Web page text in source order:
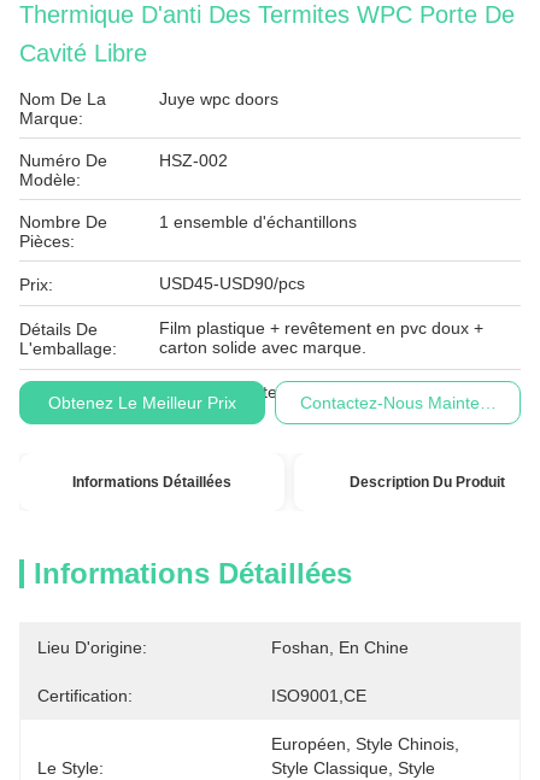
Thermique D'anti Des Termites WPC Porte De
Cavité Libre
Nom De La
Marque:
Juye wpc doors
Numéro De
Modèle:
HSZ-002
Nombre De
Pièces:
1 ensemble d'échantillons
Prix: USD45-USD90/pcs
Détails De
L'emballage:
Film plastique + revêtement en pvc doux +
carton solide avec marque.
Conditions De
Paiement:
L/C, T/T, Western Union
Obtenez Le Meilleur Prix Contactez-Nous Maintenant
Informations Détaillées Description Du Produit
Informations Détaillées
Lieu D'origine: Foshan, En Chine
Certification: ISO9001,CE
Le Style:
Européen, Style Chinois,
Style Classique, Style